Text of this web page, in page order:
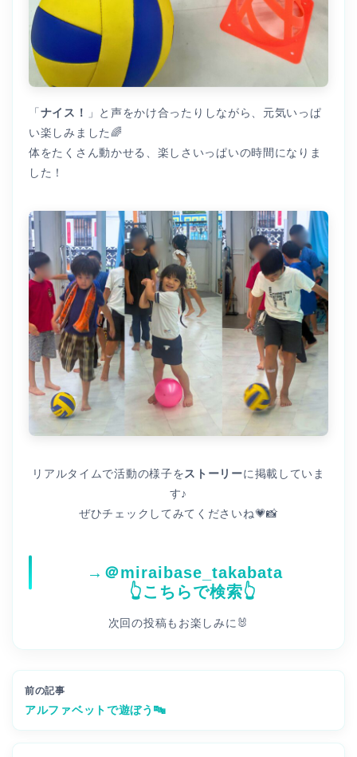
「 ナイス！
」と声をかけ合ったりしながら、元気いっぱ
い楽しみました🌈
体をたくさん動かせる、楽しさいっぱいの時間になりま
した！
リアルタイムで活動の様子をストーリーに掲載していま
す♪
ぜひチェックしてみてくださいね💗📸
→＠miraibase_takabata
👆こちらで検索👆
次回の投稿もお楽しみに🐰
前の記事
アルファベットで遊ぼう🔤